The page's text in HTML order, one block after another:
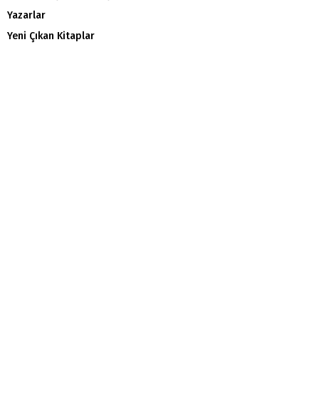
Yazarlar
Yeni Çıkan Kitaplar